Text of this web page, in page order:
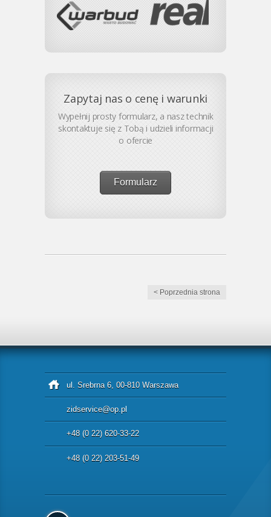
Zapytaj nas o cenę i warunki
Wypełnij prosty formularz, a nasz technik
skontaktuje się z Tobą i udzieli informacji
o ofercie
Formularz
< Poprzednia strona
ul. Srebrna 6, 00-810 Warszawa
zidservice@op.pl
+48 (0 22) 620-33-22
+48 (0 22) 203-51-49